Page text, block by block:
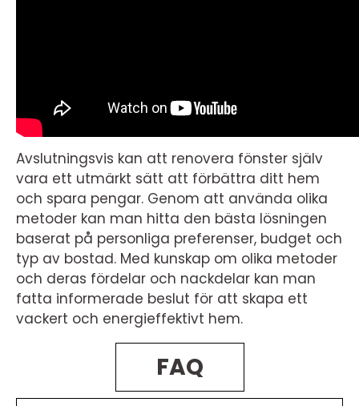
Avslutningsvis kan att renovera fönster själv
vara ett utmärkt sätt att förbättra ditt hem
och spara pengar. Genom att använda olika
metoder kan man hitta den bästa lösningen
baserat på personliga preferenser, budget och
typ av bostad. Med kunskap om olika metoder
och deras fördelar och nackdelar kan man
fatta informerade beslut för att skapa ett
vackert och energieffektivt hem.
FAQ